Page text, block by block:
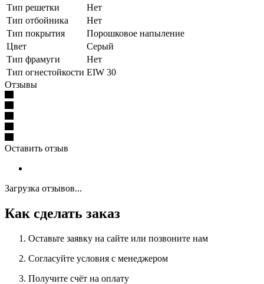
Тип решетки
Нет
Тип отбойника
Нет
Тип покрытия
Порошковое напыление
Цвет
Серый
Тип фрамуги
Нет
Тип огнестойкости EIW 30
Отзывы
Оставить отзыв
Загрузка отзывов...
Как сделать заказ
Оставьте заявку на сайте или позвоните нам
Согласуйте условия с менеджером
Получите счёт на оплату